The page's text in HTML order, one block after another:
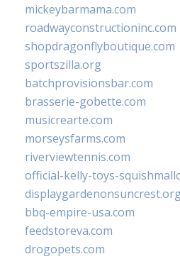
mickeybarmama.com
roadwayconstructioninc.com
shopdragonflyboutique.com
sportszilla.org
batchprovisionsbar.com
brasserie-gobette.com
musicrearte.com
morseysfarms.com
riverviewtennis.com
official-kelly-toys-
bbq-empire-usa.com
feedstoreva.com
drogopets.com